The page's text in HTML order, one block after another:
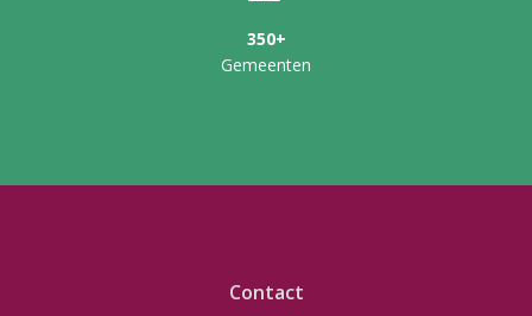
350+
Gemeenten
Contact